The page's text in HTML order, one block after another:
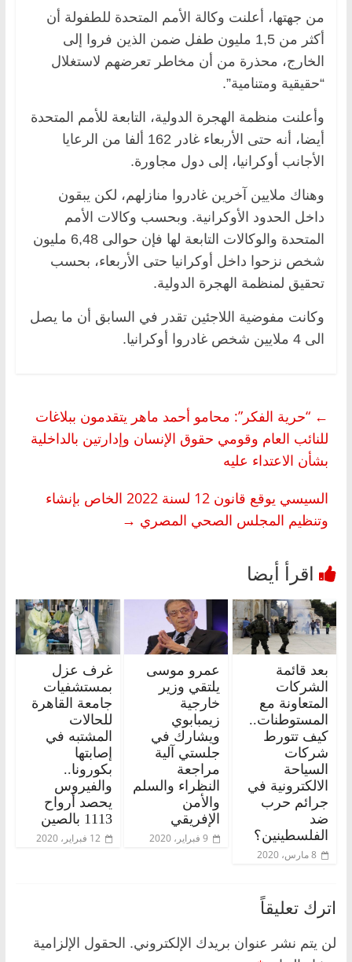
من جهتها، أعلنت وكالة الأمم المتحدة للطفولة أن
أكثر من 1,5 مليون طفل ضمن الذين فروا إلى
الخارج، محذرة من أن مخاطر تعرضهم لاستغلال
“حقيقية ومتنامية”.
وأعلنت منظمة الهجرة الدولية، التابعة للأمم المتحدة
أيضا، أنه حتى الأربعاء غادر 162 ألفا من الرعايا
الأجانب أوكرانيا، إلى دول مجاورة.
وهناك ملايين آخرين غادروا منازلهم، لكن يبقون
داخل الحدود الأوكرانية. وبحسب وكالات الأمم
المتحدة والوكالات التابعة لها فإن حوالى 6,48 مليون
شخص نزحوا داخل أوكرانيا حتى الأربعاء، بحسب
تحقيق لمنظمة الهجرة الدولية.
وكانت مفوضية اللاجئين تقدر في السابق أن ما يصل
الى 4 ملايين شخص غادروا أوكرانيا.
← “حرية الفكر”: محامو أحمد ماهر يتقدمون ببلاغات
للنائب العام وقومي حقوق الإنسان وإدارتين بالداخلية
بشأن الاعتداء عليه
السيسي يوقع قانون 12 لسنة 2022 الخاص بإنشاء
وتنظيم المجلس الصحي المصري →
بعد قائمة
الشركات
المتعاونة مع
المستوطنات..
كيف تتورط
شركات
السياحة
الالكترونية في
جرائم حرب
ضد
الفلسطينين؟
8 مارس، 2020
عمرو موسى
يلتقي وزير
خارجية
زيمبابوي
ويشارك في
جلستي آلية
مراجعة
النظراء والسلم
والأمن
الإفريقي
9 فبراير، 2020
غرف عزل
بمستشفيات
جامعة القاهرة
للحالات
المشتبه في
إصابتها
بكورونا..
والفيروس
يحصد أرواح
1113 بالصين
12 فبراير، 2020
اترك تعليقاً
لن يتم نشر عنوان بريدك الإلكتروني. الحقول الإلزامية